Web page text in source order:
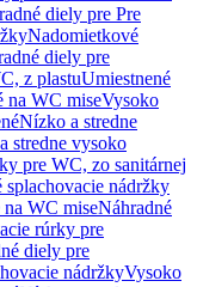
diely pre Pre
Nadomietkové
diely pre
z plastuUmiestnené
na WC miseVysoko
Nízko a stredne
stredne vysoko
pre WC, zo sanitárnej
nádržky
na WC miseNáhradné
rúrky pre
diely pre
nádržkyVysoko